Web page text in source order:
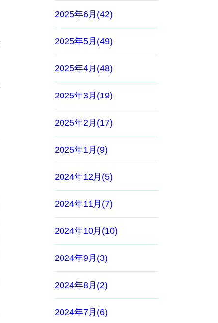
2025年6月(42)
2025年5月(49)
2025年4月(48)
2025年3月(19)
2025年2月(17)
2025年1月(9)
2024年12月(5)
2024年11月(7)
2024年10月(10)
2024年9月(3)
2024年8月(2)
2024年7月(6)